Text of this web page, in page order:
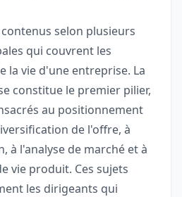
selon plusieurs
qui couvrent les
la vie d'une entreprise. La
constitue le premier pilier,
au positionnement
de l'offre, à
à l'analyse de marché et à
vie produit. Ces sujets
les dirigeants qui